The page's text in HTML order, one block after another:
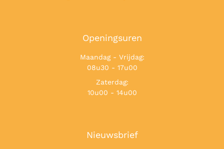
Openingsuren
Maandag - Vrijdag:
08u30 - 17u00
Zaterdag:
10u00 - 14u00
Nieuwsbrief